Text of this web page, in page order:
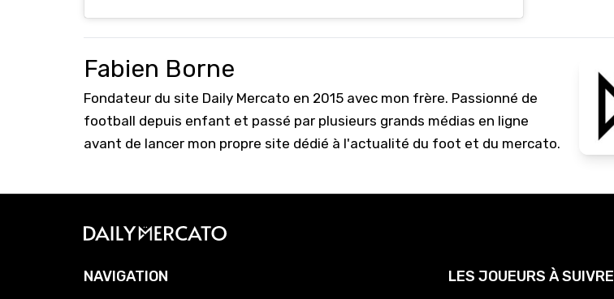
Fabien Borne
Fondateur du site Daily Mercato en 2015 avec mon frère. Passionné de
football depuis enfant et passé par plusieurs grands médias en ligne
avant de lancer mon propre site dédié à l'actualité du foot et du mercato.
NAVIGATION LES JOUEURS À SUIVRE